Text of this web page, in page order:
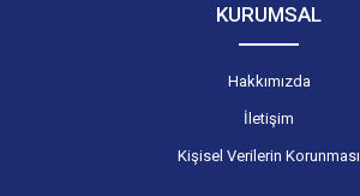
KURUMSAL
Hakkımızda
İletişim
Kişisel Verilerin Korunması